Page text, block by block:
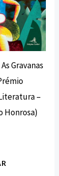
Gravanas
–
Honrosa)